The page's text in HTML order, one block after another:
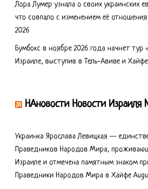
Лора Лумер узнала о своих украинских
что совпало с изменением её отношения
2026
Бумбокс в ноябре 2026 года начнет тур
Израиле, выступив в Тель-Авиве и
НАновости Новости Израиля
Украинка Ярослава Левицкая —
Праведников Народов Мира,
Израиле и отмечена памятным знаком
Праведники Народов Мира в Хайфе